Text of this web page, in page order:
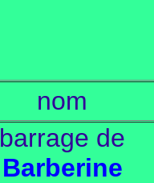
nom
barrage de
Barberine